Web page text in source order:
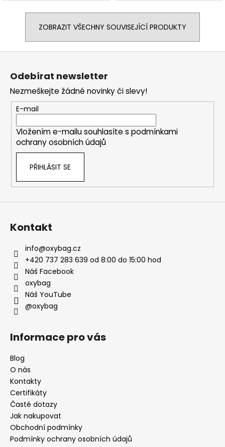
ZOBRAZIT VŠECHNY SOUVISEJÍCÍ PRODUKTY
Z
Odebírat newsletter
Nezmeškejte žádné novinky či slevy!
E-mail
Vložením e-mailu souhlasíte s podmínkami
ochrany osobních údajů
PŘIHLÁSIT SE
Kontakt
info@oxybag.cz
+420 737 283 639 od 8:00 do 15:00 hod
Náš Facebook
oxybag
Náš YouTube
@oxybag
Informace pro vás
Blog
O nás
Kontakty
Certifikáty
Časté dotazy
Jak nakupovat
Obchodní podmínky
Podmínky ochrany osobních údajů